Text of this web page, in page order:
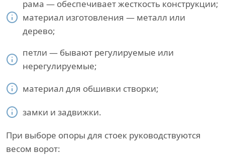
рама — обеспечивает жесткость конструкции;
материал изготовления — металл или
дерево;
петли — бывают регулируемые или
нерегулируемые;
материал для обшивки створки;
замки и задвижки.
При выборе опоры для стоек руководствуются
весом ворот: